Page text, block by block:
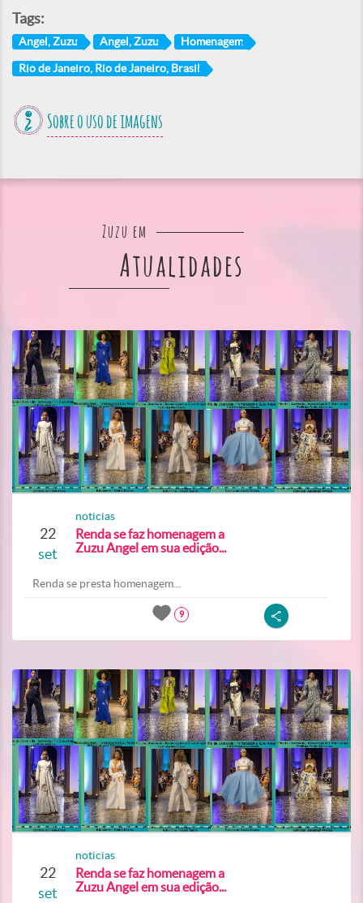
Tags:
Angel, Zuzu Angel, Zuzu Homenagem
Rio de Janeiro, Rio de Janeiro, Brasil
Sobre o uso de imagens
Zuzu em
Atualidades
22
set
noticias
Renda se faz homenagem a
Zuzu Angel em sua edição...
Renda se presta homenagem...
9
22
set
noticias
Renda se faz homenagem a
Zuzu Angel em sua edição...